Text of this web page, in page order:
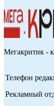
Мегакритик -
Телефон
Рекламный